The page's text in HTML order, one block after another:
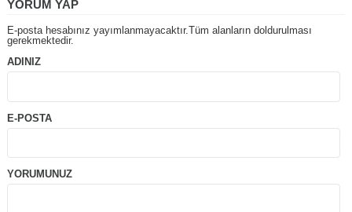
YORUM YAP
E-posta hesabınız yayımlanmayacaktır.Tüm alanların doldurulması
gerekmektedir.
ADINIZ
E-POSTA
YORUMUNUZ